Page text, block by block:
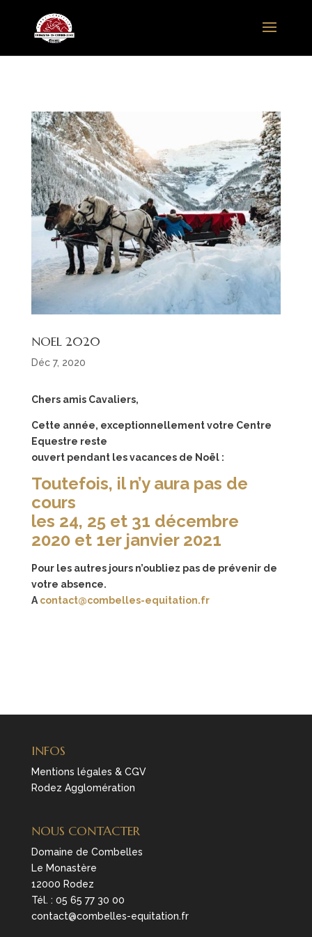
NOEL 2020
Déc 7, 2020
Chers amis Cavaliers,
Cette année, exceptionnellement votre Centre
Equestre reste
ouvert pendant les vacances de Noël :
Toutefois, il n’y aura pas de
cours
les 24, 25 et 31 décembre
2020 et 1er janvier 2021
Pour les autres jours n’oubliez pas de prévenir de
votre absence.
A contact@combelles-equitation.fr
INFOS
Mentions légales & CGV
Rodez Agglomération
NOUS CONTACTER
Domaine de Combelles
Le Monastère
12000 Rodez
Tél. : 05 65 77 30 00
contact@combelles-equitation.fr